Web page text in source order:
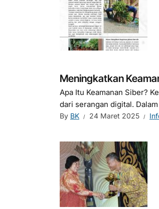
Meningkatkan
Apa Itu Keamanan Siber?
dari serangan digital.
By BK 24 Maret 2025